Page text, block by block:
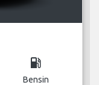
local_gas_station
Bensin